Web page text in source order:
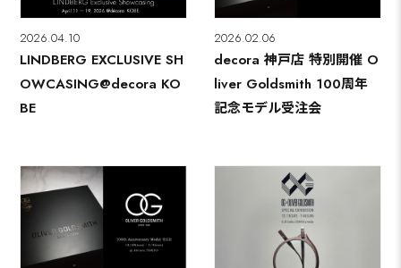
2026.04.10
LINDBERG EXCLUSIVE SH
OWCASING@decora KO
BE
2026.02.06
decora 神戸店 特別開催 O
liver Goldsmith 100周年
記念モデル受注会